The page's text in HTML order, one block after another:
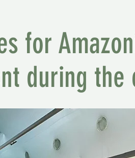
for
during the